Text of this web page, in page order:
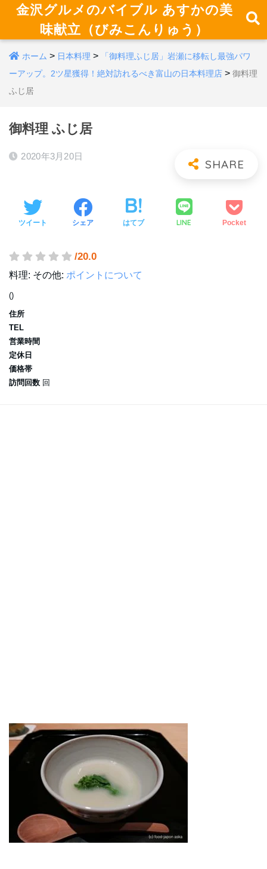
金沢グルメのバイブル あすかの美
味献立（びみこんりゅう）
ホーム > 日本料理 >
「御料理ふじ居」岩瀬に移転し最強パワ
ーアップ。2ツ星獲得！絶対訪れるべき富山の日本料理店 > 御料理
ふじ居
御料理 ふじ居
2020年3月20日
ツイート シェア はてブ LINE Pocket
/20.0
料理: その他: ポイントについて
()
住所
TEL
営業時間
定休日
価格帯
訪問回数 回